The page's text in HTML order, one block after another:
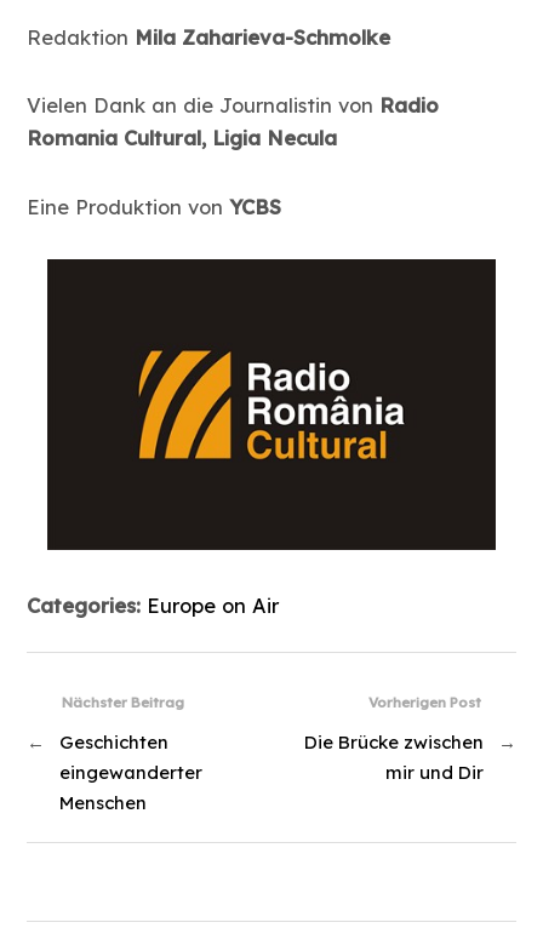
Redaktion Mila Zaharieva-Schmolke
Vielen Dank an die Journalistin von Radio
Romania Cultural, Ligia Necula
Eine Produktion vonYCBS
Categories: Europe on Air
Vorherigen Post
Die Brücke zwischen
mir und Dir
→
Nächster Beitrag
←
Geschichten
eingewanderter
Menschen